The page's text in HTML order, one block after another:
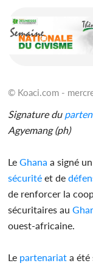
© Koaci.com -
Signature du
Agyemang (ph)
LeGhana a signé un
sécurité et de
de renforcer la
sécuritaires au
ouest-africaine.
Le partenariat a été